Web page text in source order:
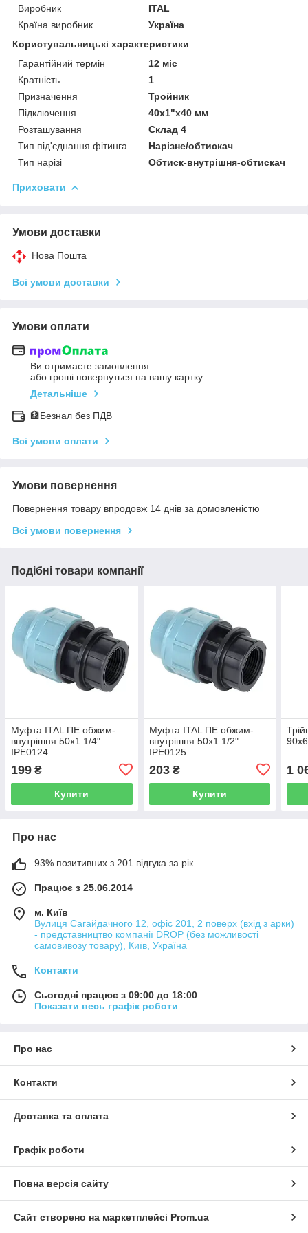
Виробник
ITAL
Країна виробник
Україна
Користувальницькі характеристики
Гарантійний термін
12 міс
Кратність
1
Призначення
Тройник
Підключення
40x1"x40 мм
Розташування
Склад 4
Тип під'єднання фітинга
Нарізне/обтискач
Тип нарізі
Обтиск-внутрішня-обтискач
Приховати
Умови доставки
Нова Пошта
Всі умови доставки
Умови оплати
Ви отримаєте замовлення
або гроші повернуться на вашу картку
Детальніше
🏦Безнал без ПДВ
Всі умови оплати
Умови повернення
Повернення товару впродовж 14 днів за домовленістю
Всі умови повернення
Подібні товари компанії
Муфта ITAL ПЕ обжим-
внутрішня 50x1 1/4"
IPE0124
199 ₴
Купити
Муфта ITAL ПЕ обжим-
внутрішня 50x1 1/2"
IPE0125
203₴
Купити
1
Про нас
93% позитивних з 201 відгука за рік
Працює з 25.06.2014
м. Київ
Вулиця Сагайдачного 12, офіс 201, 2 поверх (вхід з арки)
- представництво компанії DROP (без можливості
самовивозу товару), Київ, Україна
Контакти
Сьогодні працює з 09:00 до 18:00
Показати весь графік роботи
Про нас
Контакти
Доставка та оплата
Графік роботи
Повна версія сайту
Сайт створено на маркетплейсі Prom.ua